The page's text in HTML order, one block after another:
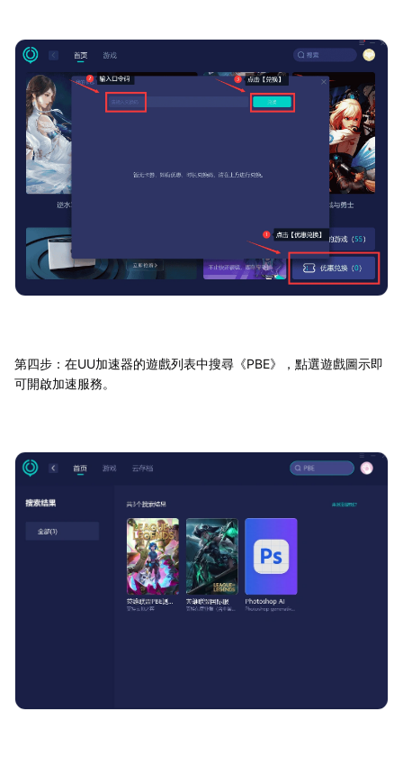
第四步：在UU加速器的遊戲列表中搜尋《PBE》，點選遊戲圖示即
可開啟加速服務。